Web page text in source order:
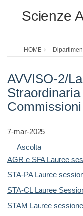
Scienze
HOME
AVVISO-2/
Commissioni
7-mar-2025
Ascolta
AGR e SFA Lauree
STA-PA Lauree
STA-CL Lauree
STAM Lauree